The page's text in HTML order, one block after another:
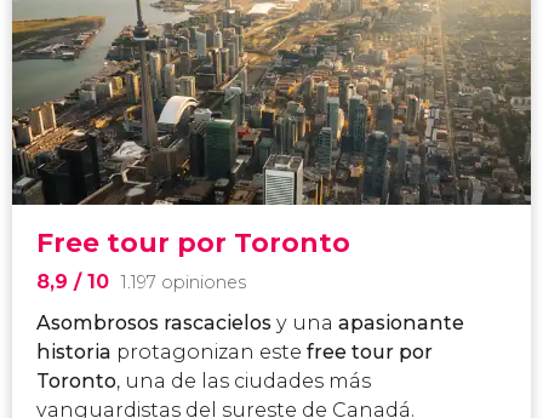
Free tour por Toronto
8,9 / 10 1.197 opiniones
Asombrosos rascacielos y una apasionante
historia protagonizan este free tour por
Toronto, una de las ciudades más
vanguardistas del sureste de Canadá.